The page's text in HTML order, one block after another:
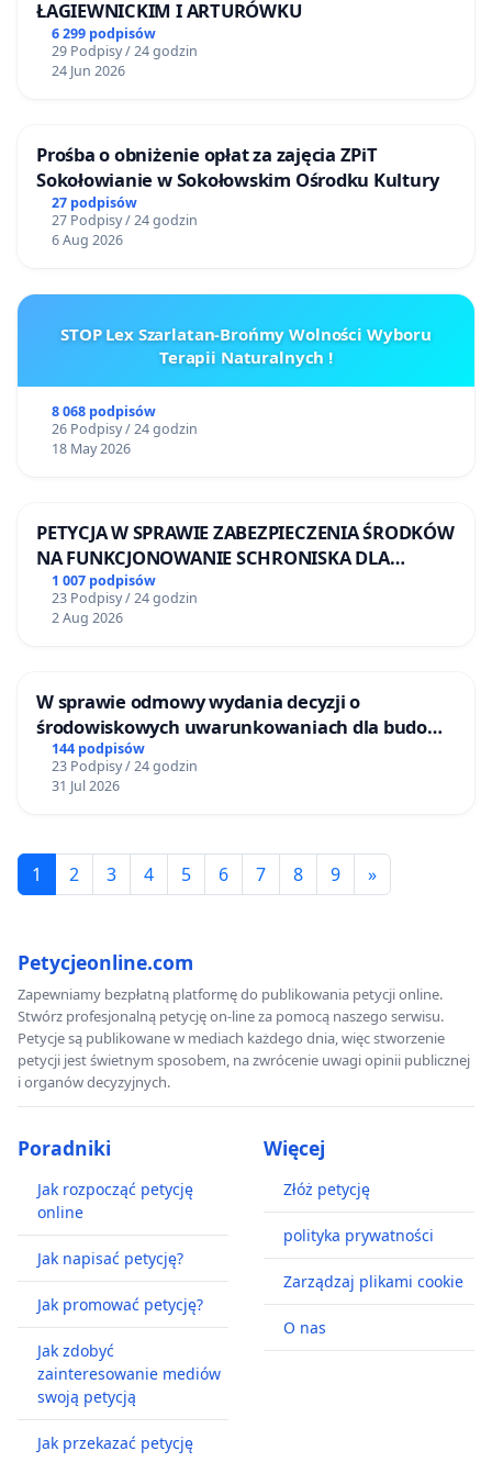
ŁAGIEWNICKIM I ARTURÓWKU
6 299 podpisów
29 Podpisy / 24 godzin
24 Jun 2026
Prośba o obniżenie opłat za zajęcia ZPiT
Sokołowianie w Sokołowskim Ośrodku Kultury
27 podpisów
27 Podpisy / 24 godzin
6 Aug 2026
STOP Lex Szarlatan-Brońmy Wolności Wyboru
Terapii Naturalnych !
8 068 podpisów
26 Podpisy / 24 godzin
18 May 2026
PETYCJA W SPRAWIE ZABEZPIECZENIA ŚRODKÓW
NA FUNKCJONOWANIE SCHRONISKA DLA
BEZDOMNYCH ZWIERZĄT W SKARYSZEWIE
1 007 podpisów
23 Podpisy / 24 godzin
2 Aug 2026
W sprawie odmowy wydania decyzji o
środowiskowych uwarunkowaniach dla budowy
zakładu wytwarzania biometanu „Krynki” w
Ostrowiu Południowym oraz ochrony
mieszkańców i Puszczy Knyszyńskiej
144 podpisów
23 Podpisy / 24 godzin
31 Jul 2026
1 2 3 4 5 6 7 8 9 »
Petycjeonline.com
Zapewniamy bezpłatną platformę do publikowania petycji online.
Stwórz profesjonalną petycję on-line za pomocą naszego serwisu.
Petycje są publikowane w mediach każdego dnia, więc stworzenie
petycji jest świetnym sposobem, na zwrócenie uwagi opinii publicznej
i organów decyzyjnych.
Poradniki
Jak rozpocząć petycję
online
Jak napisać petycję?
Jak promować petycję?
Jak zdobyć
zainteresowanie mediów
swoją petycją
Jak przekazać petycję
Więcej
Złóż petycję
polityka prywatności
Zarządzaj plikami cookie
O nas